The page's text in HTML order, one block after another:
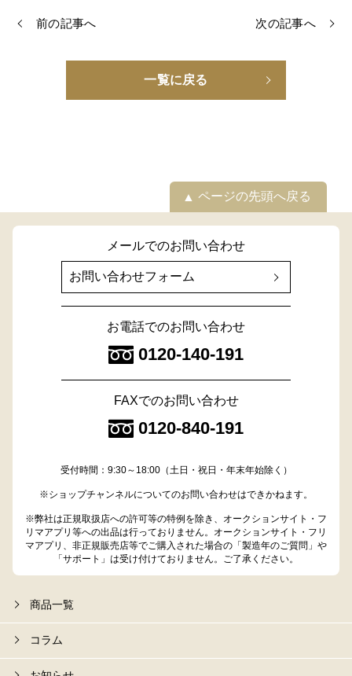
前の記事へ
一覧に戻る
次の記事へ
ページの先頭へ戻る
メールでのお問い合わせ
お問い合わせフォーム
お電話でのお問い合わせ
0120-140-191
FAXでのお問い合わせ
0120-840-191
受付時間：9:30～18:00（土日・祝日・年末年始除く）
※ショップチャンネルについてのお問い合わせはできかねます。
※弊社は正規取扱店への許可等の特例を除き、オークションサイト・フ
リマアプリ等への出品は行っておりません。オークションサイト・フリ
マアプリ、非正規販売店等でご購入された場合の「製造年のご質問」や
「サポート」は受け付けておりません。ご了承ください。
商品一覧
コラム